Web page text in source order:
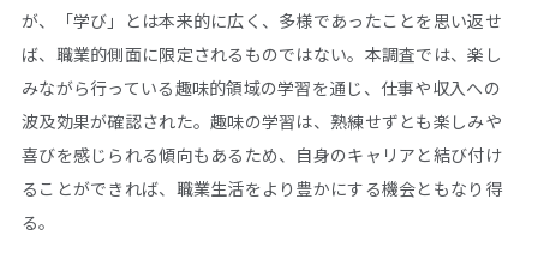
が、「学び」とは本来的に広く、多様であったことを思い返せ
ば、職業的側面に限定されるものではない。本調査では、楽し
みながら行っている趣味的領域の学習を通じ、仕事や収入への
波及効果が確認された。趣味の学習は、熟練せずとも楽しみや
喜びを感じられる傾向もあるため、自身のキャリアと結び付け
ることができれば、職業生活をより豊かにする機会ともなり得
る。